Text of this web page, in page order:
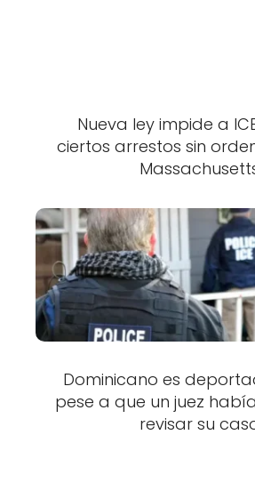
Nueva ley impide a
ciertos arrestos sin
Dominicano es
pese a que un juez
revisar su